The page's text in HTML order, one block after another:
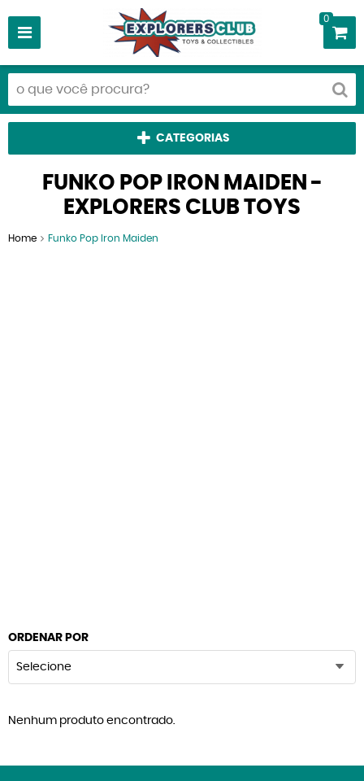
0
CATEGORIAS
FUNKO POP IRON MAIDEN -
EXPLORERS CLUB TOYS
Home Funko Pop Iron Maiden
ORDENAR POR
Selecione
Nenhum produto encontrado.